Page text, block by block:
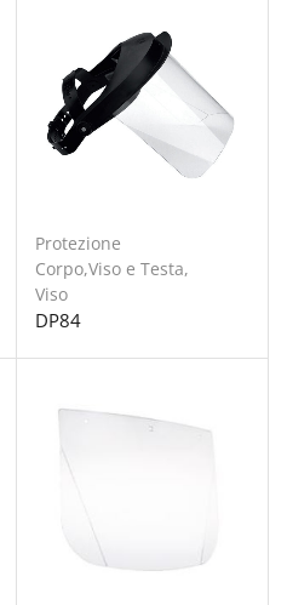
Protezione
Corpo,Viso e Testa,
Viso
DP84